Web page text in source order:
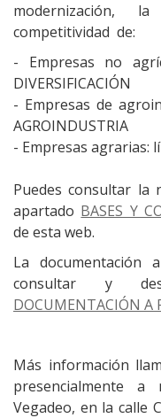
modernización,
competitividad de:
- Empresas no
DIVERSIFICACIÓN
- Empresas de
AGROINDUSTRIA
- Empresas agrarias:
Puedes consultar la
apartado BASES Y
de esta web.
La documentación
consultar y
DOCUMENTACIÓN A
Más información
presencialmente a
Vegadeo, en la calle